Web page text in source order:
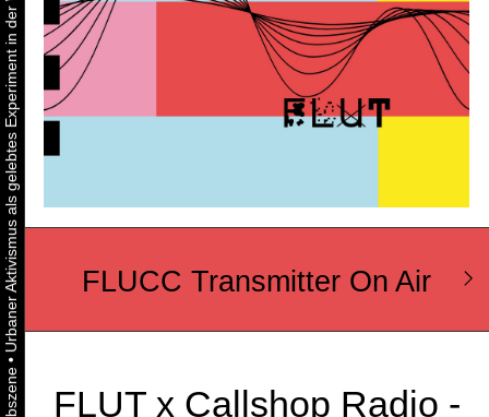
•
FLUCC Transmitter On Air
FLUT x Callshop Radio -